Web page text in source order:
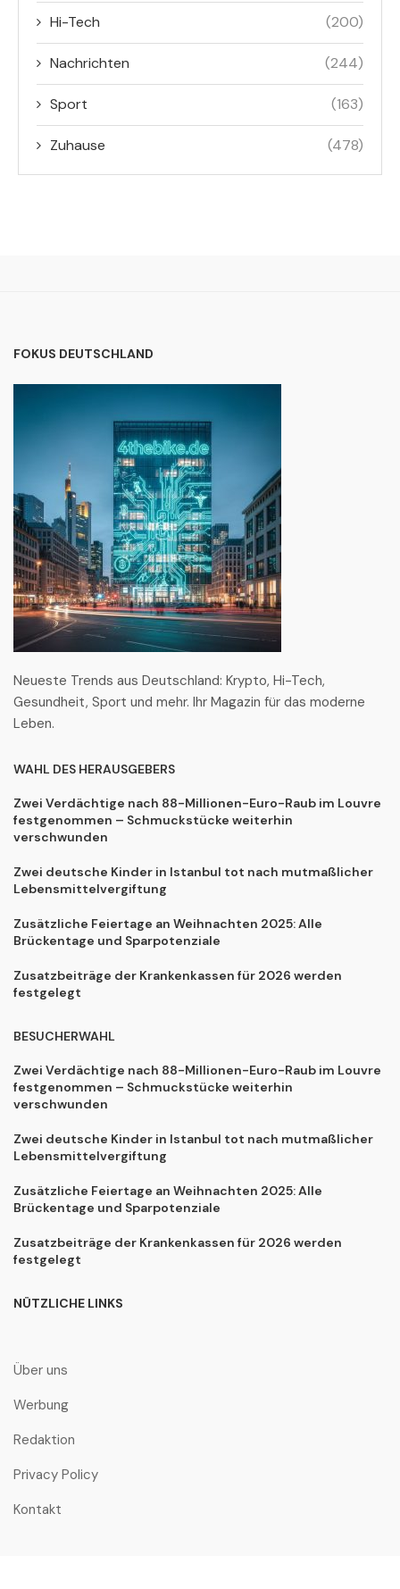
Hi-Tech (200)
Nachrichten (244)
Sport (163)
Zuhause (478)
FOKUS DEUTSCHLAND
Neueste Trends aus Deutschland: Krypto, Hi-Tech,
Gesundheit, Sport und mehr. Ihr Magazin für das moderne
Leben.
WAHL DES HERAUSGEBERS
Zwei Verdächtige nach 88-Millionen-Euro-Raub im Louvre
festgenommen – Schmuckstücke weiterhin
verschwunden
Zwei deutsche Kinder in Istanbul tot nach mutmaßlicher
Lebensmittelvergiftung
Zusätzliche Feiertage an Weihnachten 2025: Alle
Brückentage und Sparpotenziale
Zusatzbeiträge der Krankenkassen für 2026 werden
festgelegt
BESUCHERWAHL
Zwei Verdächtige nach 88-Millionen-Euro-Raub im Louvre
festgenommen – Schmuckstücke weiterhin
verschwunden
Zwei deutsche Kinder in Istanbul tot nach mutmaßlicher
Lebensmittelvergiftung
Zusätzliche Feiertage an Weihnachten 2025: Alle
Brückentage und Sparpotenziale
Zusatzbeiträge der Krankenkassen für 2026 werden
festgelegt
NÜTZLICHE LINKS
Über uns
Werbung
Redaktion
Privacy Policy
Kontakt